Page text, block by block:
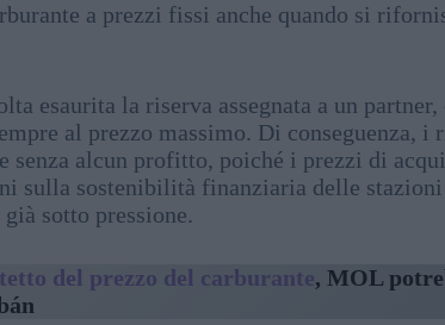
a prezzi fissi anche quando si
esaurita la riserva assegnata a un
al prezzo massimo. Di conseguenza,
senza alcun profitto, poiché i prezzi di
sulla sostenibilità finanziaria delle
sotto pressione.
del prezzo del carburante, MOL